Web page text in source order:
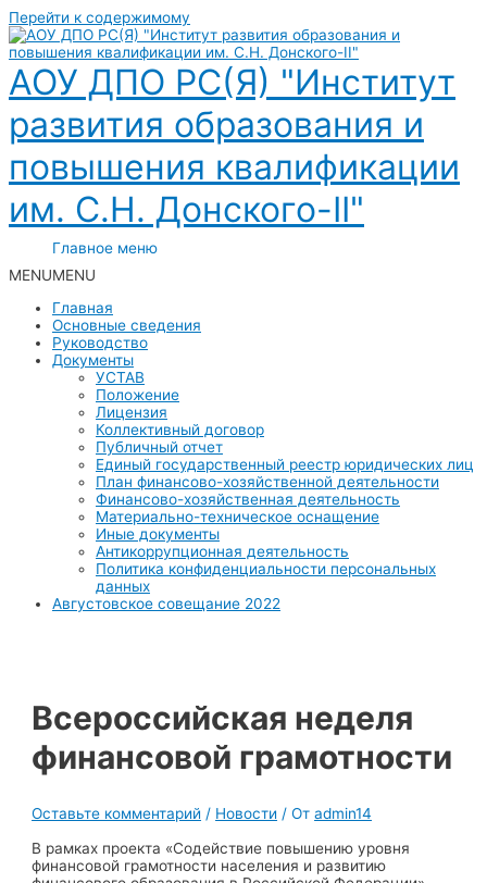
Перейти к содержимому
АОУ ДПО РС(Я) "Институт
развития образования и
повышения квалификации
им. С.Н. Донского-II"
Главное меню
MENUMENU
Главная
Основные сведения
Руководство
Документы
УСТАВ
Положение
Лицензия
Коллективный договор
Публичный отчет
Единый государственный реестр юридических лиц
План финансово-хозяйственной деятельности
Финансово-хозяйственная деятельность
Материально-техническое оснащение
Иные документы
Антикоррупционная деятельность
Политика конфиденциальности персональных
данных
Августовское совещание 2022
Всероссийская неделя
финансовой грамотности
Оставьте комментарий / Новости / От admin14
В рамках проекта «Содействие повышению уровня
финансовой грамотности населения и развитию